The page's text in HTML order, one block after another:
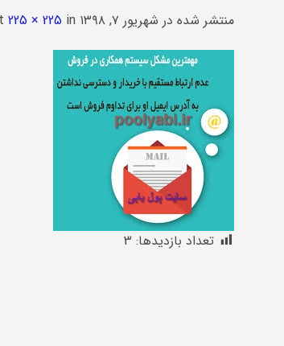
منتشر شده در شهریور ۷, ۱۳۹۸ 225 × 225 in
تعداد بازدیدها: 3